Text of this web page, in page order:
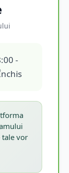
-
tale vor